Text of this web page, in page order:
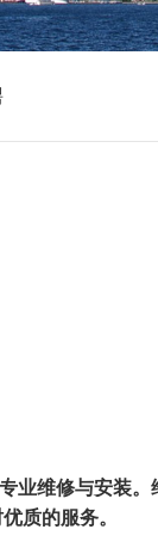
维修与安装
质的服务。